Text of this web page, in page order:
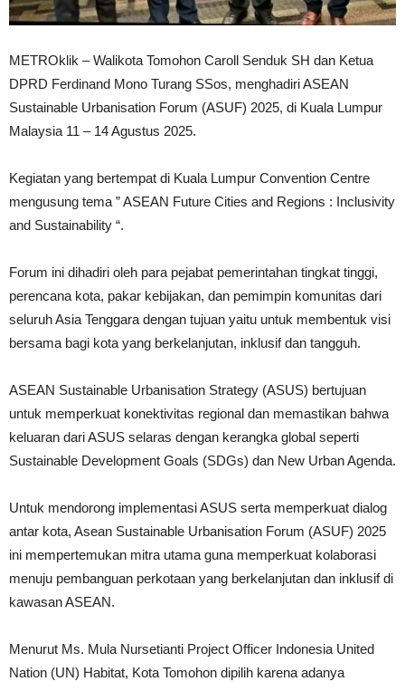
METROklik – Walikota Tomohon Caroll Senduk SH dan Ketua
DPRD Ferdinand Mono Turang SSos, menghadiri ASEAN
Sustainable Urbanisation Forum (ASUF) 2025, di Kuala Lumpur
Malaysia 11 – 14 Agustus 2025.
Kegiatan yang bertempat di Kuala Lumpur Convention Centre
mengusung tema ” ASEAN Future Cities and Regions : Inclusivity
and Sustainability “.
Forum ini dihadiri oleh para pejabat pemerintahan tingkat tinggi,
perencana kota, pakar kebijakan, dan pemimpin komunitas dari
seluruh Asia Tenggara dengan tujuan yaitu untuk membentuk visi
bersama bagi kota yang berkelanjutan, inklusif dan tangguh.
ASEAN Sustainable Urbanisation Strategy (ASUS) bertujuan
untuk memperkuat konektivitas regional dan memastikan bahwa
keluaran dari ASUS selaras dengan kerangka global seperti
Sustainable Development Goals (SDGs) dan New Urban Agenda.
Untuk mendorong implementasi ASUS serta memperkuat dialog
antar kota, Asean Sustainable Urbanisation Forum (ASUF) 2025
ini mempertemukan mitra utama guna memperkuat kolaborasi
menuju pembanguan perkotaan yang berkelanjutan dan inklusif di
kawasan ASEAN.
Menurut Ms. Mula Nursetianti Project Officer Indonesia United
Nation (UN) Habitat, Kota Tomohon dipilih karena adanya